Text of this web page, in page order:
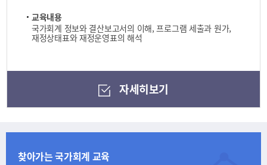
교육내용
국가회계 정보와 결산보고서의 이해, 프로그램 세출과 원가,
재정상태표와 재정운영표의 해석
자세히보기
찾아가는 국가회계 교육